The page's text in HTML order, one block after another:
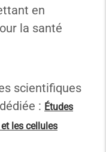
en
la santé
scientifiques
: Études
les cellules